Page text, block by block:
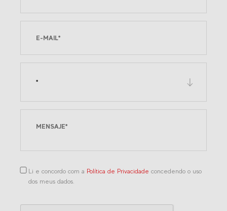
*
Li e concordo com a Política de Privacidade concedendo o uso
dos meus dados.